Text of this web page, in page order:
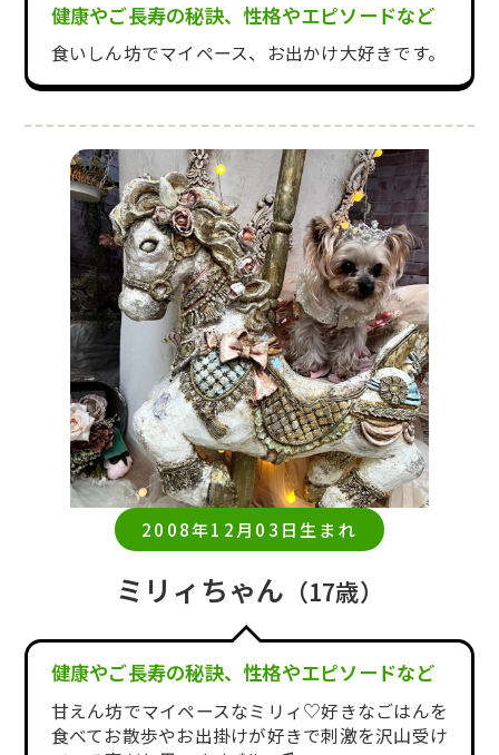
健康やご長寿の秘訣、性格やエピソードなど
食いしん坊でマイペース、お出かけ大好きです。
2008年12月03日生まれ
ミリィちゃん （17歳）
健康やご長寿の秘訣、性格やエピソードなど
甘えん坊でマイペースなミリィ♡好きなごはんを
食べてお散歩やお出掛けが好きで刺激を沢山受け